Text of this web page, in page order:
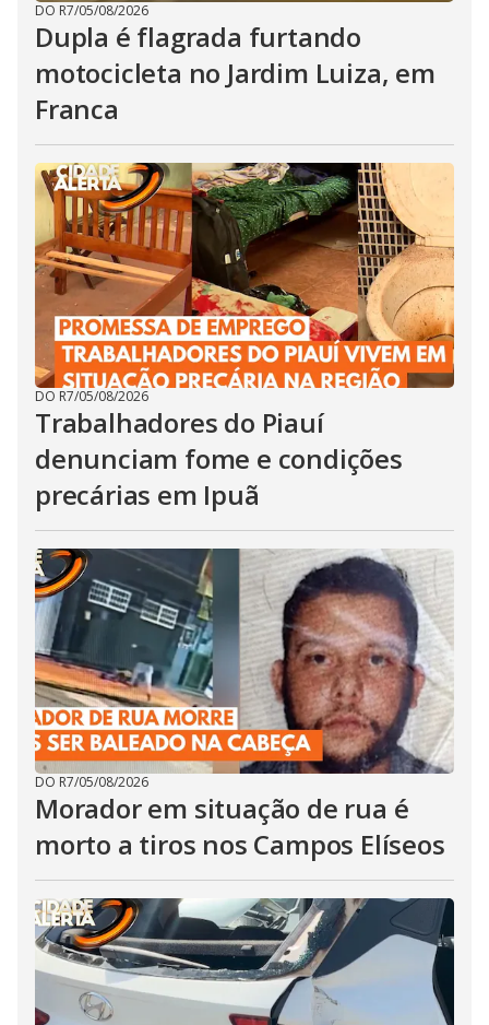
DO R7/05/08/2026
Dupla é flagrada furtando
motocicleta no Jardim Luiza, em
Franca
DO R7/05/08/2026
Trabalhadores do Piauí
denunciam fome e condições
precárias em Ipuã
DO R7/05/08/2026
Morador em situação de rua é
morto a tiros nos Campos Elíseos